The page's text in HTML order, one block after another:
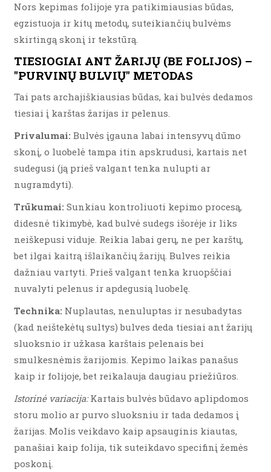
Nors kepimas folijoje yra patikimiausias būdas,
egzistuoja ir kitų metodų, suteikiančių bulvėms
skirtingą skonį ir tekstūrą.
TIESIOGIAI ANT ŽARIJŲ (BE FOLIJOS) –
"PURVINŲ BULVIŲ" METODAS
Tai pats archajiškiausias būdas, kai bulvės dedamos
tiesiai į karštas žarijas ir pelenus.
Privalumai: Bulvės įgauna labai intensyvų dūmo
skonį, o luobelė tampa itin apskrudusi, kartais net
sudegusi (ją prieš valgant tenka nulupti ar
nugramdyti).
Trūkumai: Sunkiau kontroliuoti kepimo procesą,
didesnė tikimybė, kad bulvė sudegs išorėje ir liks
neiškepusi viduje. Reikia labai gerų, ne per karštų,
bet ilgai kaitrą išlaikančių žarijų. Bulves reikia
dažniau vartyti. Prieš valgant tenka kruopščiai
nuvalyti pelenus ir apdegusią luobelę.
Technika: Nuplautas, nenuluptas ir nesubadytas
(kad neištekėtų sultys) bulves deda tiesiai ant žarijų
sluoksnio ir užkasa karštais pelenais bei
smulkesnėmis žarijomis. Kepimo laikas panašus
kaip ir folijoje, bet reikalauja daugiau priežiūros.
Istorinė variacija:Kartais bulvės būdavo aplipdomos
storu molio ar purvo sluoksniu ir tada dedamos į
žarijas. Molis veikdavo kaip apsauginis kiautas,
panašiai kaip folija, tik suteikdavo specifinį žemės
poskonį.